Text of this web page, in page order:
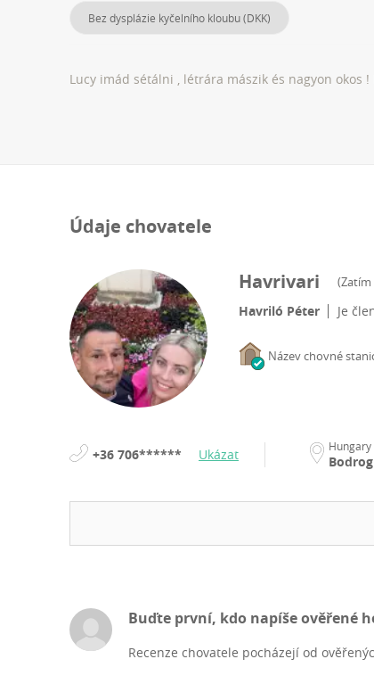
Bez dysplázie kyčelního kloubu (DKK)
Lucy imád sétálni , létrára mászik és nagyon okos
Údaje chovatele
Havrivari (
Havriló Péter Je
Název chovné
+36 706****** Ukázat Hungary
Buďte první, kdo napíše ověřené
Recenze chovatele pocházejí od